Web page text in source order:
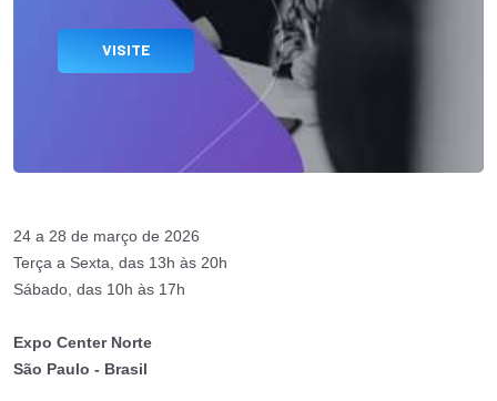
VISITE
24 a 28 de março de 2026
Terça a Sexta, das 13h às 20h
Sábado, das 10h às 17h
Expo Center Norte
São Paulo - Brasil